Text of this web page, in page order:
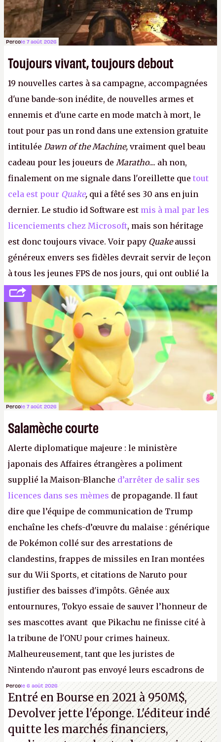
Percole 7 août 2026
Toujours vivant, toujours debout
19 nouvelles cartes à sa campagne, accompagnées
d'une bande-son inédite, de nouvelles armes et
ennemis et d'une carte en mode match à mort, le
tout pour pas un rond dans une extension gratuite
intitulée Dawn of the Machine, vraiment quel beau
cadeau pour les joueurs de Maratho.... ah non,
finalement on me signale dans l'oreillette que tout
cela est pour Quake, qui a fêté ses 30 ans en juin
dernier. Le studio id Software est mis à mal par les
licenciements chez Microsoft, mais son héritage
est donc toujours vivace. Voir papy Quakeaussi
généreux envers ses fidèles devrait servir de leçon
à tous les jeunes FPS de nos jours, qui ont oublié la
politesse et le respect envers leurs joueurs et les
anciens. Il leur faudrait une bonne guerre des
consoles à ces petits cons !
Percole 7 août 2026
Salamèche courte
Alerte diplomatique majeure : le ministère
japonais des Affaires étrangères a poliment
supplié la Maison-Blanche d’arrêter de salir ses
licences dans ses mèmes de propagande. Il faut
dire que l’équipe de communication de Trump
enchaîne les chefs-d’œuvre du malaise : générique
de Pokémon collé sur des arrestations de
clandestins, frappes de missiles en Iran montées
sur du Wii Sports, et citations de Naruto pour
justifier des baisses d'impôts. Gênée aux
entournures, Tokyo essaie de sauver l’honneur de
ses mascottes avant que Pikachu ne finisse cité à
la tribune de l'ONU pour crimes haineux.
Malheureusement, tant que les juristes de
Nintendo n’auront pas envoyé leurs escadrons de
la mort judiciaires pour distribuer du copyright
strike à tour de bras, l'Oncle Sam continuera
d'étaler sa confiture intellectuelle sur vos
souvenirs d'enfance.P.
Percole 6 août 2026
Entré en Bourse en 2021 à 950M$,
Devolver jette l'éponge. L'éditeur indé
quitte les marchés financiers,